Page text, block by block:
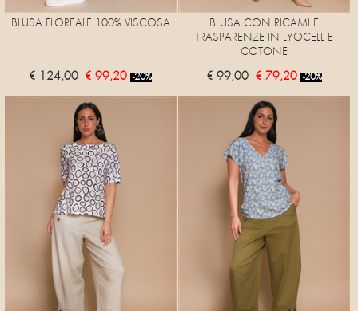
BLUSA FLOREALE 100% VISCOSA
€ 124,00 € 99,20 -20%
BLUSA CON RICAMI E
TRASPARENZE IN LYOCELL E
COTONE
€ 99,00 € 79,20 -20%